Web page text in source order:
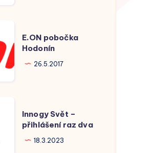
E.ON pobočka
Hodonín
26.5.2017
Innogy Svět –
přihlášení raz dva
18.3.2023